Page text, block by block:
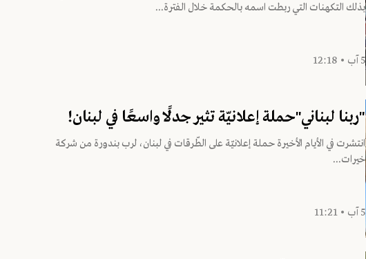
بذلك التكهنات التي ربطت اسمه بالحكمة خلال الفترة...
5 آب • 12:18
"ربنا لبناني"حملة إعلانيّة تثير جدلًا واسعًا في لبنان!
انتشرت في الأيام الأخيرة حملة إعلانيّة على الطّرقات في لبنان، لرب بندورة من شركة
خيرات...
5 آب • 11:21